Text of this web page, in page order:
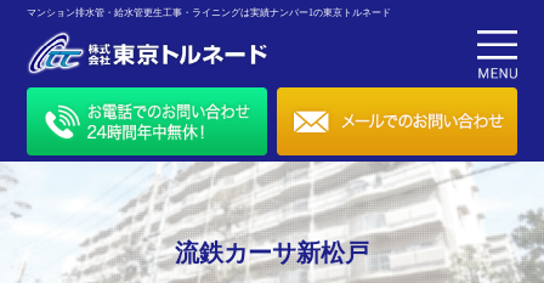
マンション排水管・給水管更生工事・ライニングは実績ナンバー1の東京トルネード
流鉄カーサ新松戸